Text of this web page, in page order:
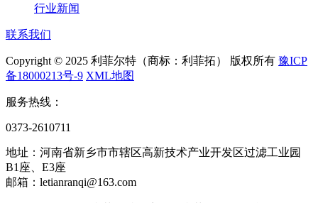
行业新闻
联系我们
Copyright © 2025 利菲尔特（商标：利菲拓） 版权所有 豫ICP
备18000213号-9 XML地图
服务热线：
0373-2610711
地址：河南省新乡市市辖区高新技术产业开发区过滤工业园
B1座、E3座
邮箱：letianranqi@163.com